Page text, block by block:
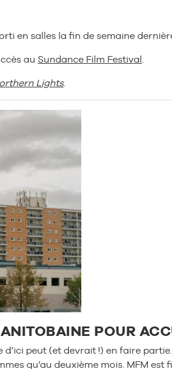
en salles la fin de semaine
au Sundance Film Festival .
Lights.
POUR
peut (et devrait !) en faire
qu’au deuxième mois. MFM